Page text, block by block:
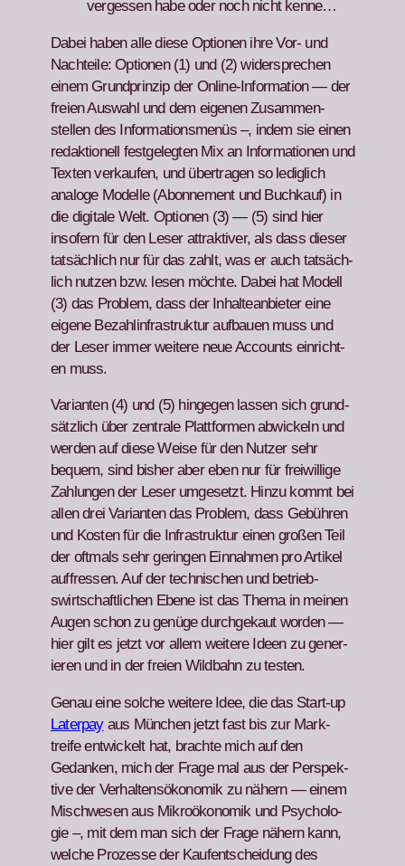
vergessen habe oder noch nicht kenne…
Dabei haben alle diese Optio­nen ihre Vor- und
Nachteile: Optio­nen (1) und (2) wider­sprechen
einem Grund­prinzip der Online-Infor­ma­tion — der
freien Auswahl und dem eige­nen Zusam­men­
stellen des Infor­ma­tion­s­menüs –, indem sie einen
redak­tionell fest­gelegten Mix an Infor­ma­tio­nen und
Tex­ten verkaufen, und über­tra­gen so lediglich
analoge Mod­elle (Abon­nement und Buchkauf) in
die dig­i­tale Welt. Optio­nen (3) — (5) sind hier
insofern für den Leser attrak­tiv­er, als dass dieser
tat­säch­lich nur für das zahlt, was er auch tat­säch­
lich nutzen bzw. lesen möchte. Dabei hat Mod­ell
(3) das Prob­lem, dass der Inhal­tean­bi­eter eine
eigene Bezahlin­fra­struk­tur auf­bauen muss und
der Leser immer weit­ere neue Accounts ein­richt­
en muss.
Vari­anten (4) und (5) hinge­gen lassen sich grund­
sät­zlich über zen­trale Plat­tfor­men abwick­eln und
wer­den auf diese Weise für den Nutzer sehr
bequem, sind bish­er aber eben nur für frei­willige
Zahlun­gen der Leser umge­set­zt. Hinzu kommt bei
allen drei Vari­anten das Prob­lem, dass Gebühren
und Kosten für die Infra­struk­tur einen großen Teil
der oft­mals sehr gerin­gen Ein­nah­men pro Artikel
auf­fressen. Auf der tech­nis­chen und betrieb­
swirtschaftlichen Ebene ist das The­ma in meinen
Augen schon zu genüge durchgekaut wor­den —
hier gilt es jet­zt vor allem weit­ere Ideen zu gener­
ieren und in der freien Wild­bahn zu testen.
Genau eine solche weit­ere Idee, die das Start-up
Lat­er­payaus München jet­zt fast bis zur Mark­
treife entwick­elt hat, brachte mich auf den
Gedanken, mich der Frage mal aus der Per­spek­
tive der Ver­hal­tensökonomik zu näh­ern — einem
Mis­chwe­sen aus Mikroökonomik und Psy­cholo­
gie –, mit dem man sich der Frage näh­ern kann,
welche Prozesse der Kaufentschei­dung des